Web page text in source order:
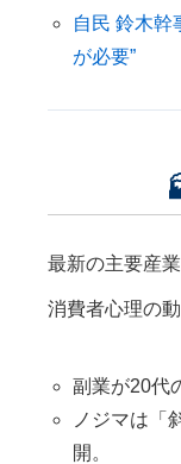
自民 鈴木幹
が必要”
最新の主要産
消費者心理の
副業が20代
ノジマは「
開。